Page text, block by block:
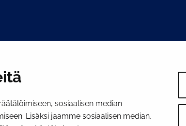
sosiaalisen median
Lisäksi jaamme sosiaalisen median,